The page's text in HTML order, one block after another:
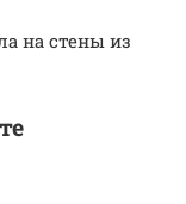
на стены из